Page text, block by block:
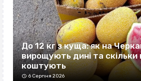
До 12 кг з куща: як на
вирощують дині та скільки
коштують
6 Серпня 2026